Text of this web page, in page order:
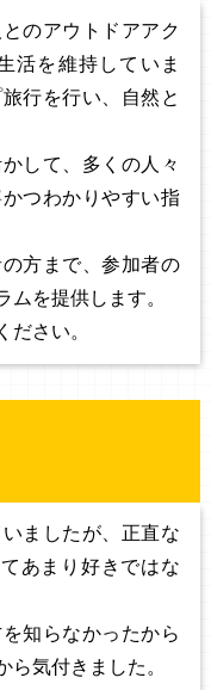
のアウトドアアク
活を維持していま
行を行い、自然と
して、多くの人々
つわかりやすい指
方まで、参加者の
ムを提供します。
ださい。
ましたが、正直な
あまり好きではな
知らなかったから
ら気付きました。